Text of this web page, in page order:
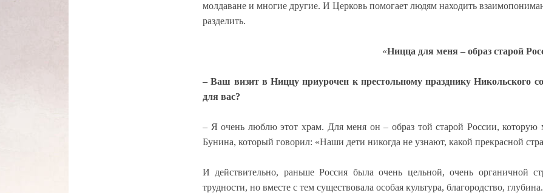
молдаване и многие другие. И Церковь помогает людям находить
разделить.
«Ницца для меня – образ старой
– Ваш визит в Ниццу приурочен к престольному празднику Никольского
для вас?
– Я очень люблю этот храм. Для меня он – образ той старой России,
Бунина, который говорил: «Наши дети никогда не узнают, какой прекрасной
И действительно, раньше Россия была очень цельной, очень органичной
трудности, но вместе с тем существовала особая культура, благородство, глубина.